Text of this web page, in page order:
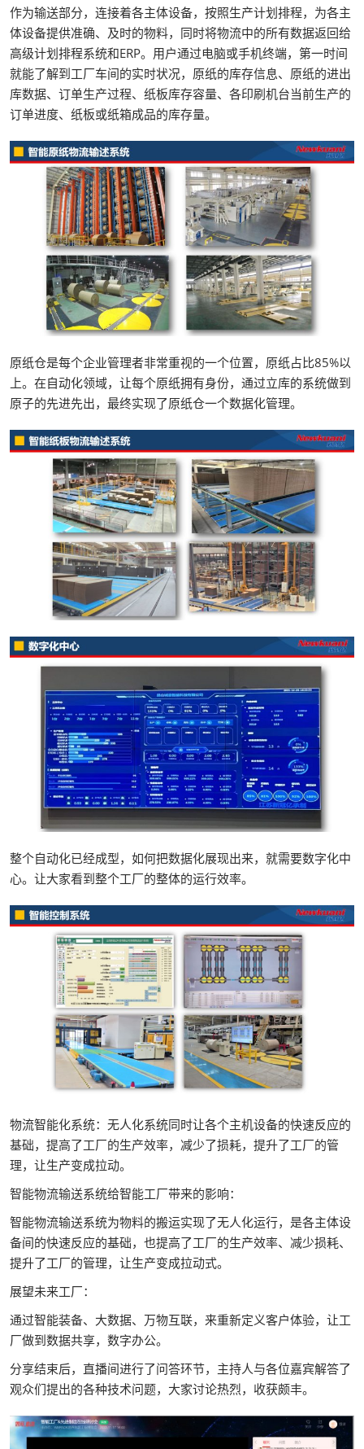
作为输送部分，连接着各主体设备，按照生产计划排程，为各主
体设备提供准确、及时的物料，同时将物流中的所有数据返回给
高级计划排程系统和ERP。用户通过电脑或手机终端，第一时间
就能了解到工厂车间的实时状况，原纸的库存信息、原纸的进出
库数据、订单生产过程、纸板库存容量、各印刷机台当前生产的
订单进度、纸板或纸箱成品的库存量。
原纸仓是每个企业管理者非常重视的一个位置，原纸占比85%以
上。在自动化领域，让每个原纸拥有身份，通过立库的系统做到
原子的先进先出，最终实现了原纸仓一个数据化管理。
整个自动化已经成型，如何把数据化展现出来，就需要数字化中
心。让大家看到整个工厂的整体的运行效率。
物流智能化系统：无人化系统同时让各个主机设备的快速反应的
基础，提高了工厂的生产效率，减少了损耗，提升了工厂的管
理，让生产变成拉动。
智能物流输送系统给智能工厂带来的影响：
智能物流输送系统为物料的搬运实现了无人化运行，是各主体设
备间的快速反应的基础，也提高了工厂的生产效率、减少损耗、
提升了工厂的管理，让生产变成拉动式。
展望未来工厂：
通过智能装备、大数据、万物互联，来重新定义客户体验，让工
厂做到数据共享，数字办公。
分享结束后，直播间进行了问答环节，主持人与各位嘉宾解答了
观众们提出的各种技术问题，大家讨论热烈，收获颇丰。